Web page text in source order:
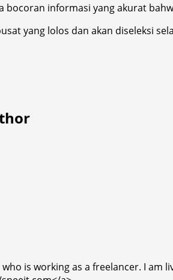
bocoran informasi yang akurat
yang lolos dan akan diseleksi
is working as a freelancer. I